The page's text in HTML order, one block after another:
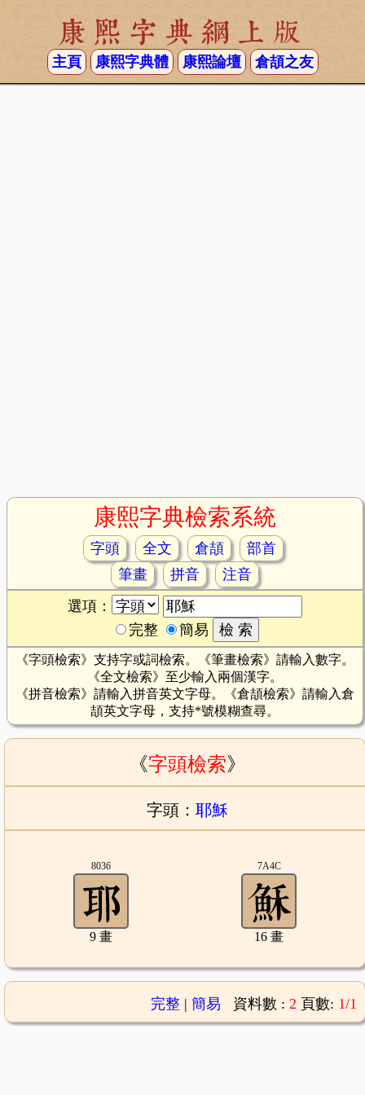
康熙字典網上版
主頁 康熙字典體 康熙論壇 倉頡之友
康熙字典檢索系統
字頭 全文 倉頡
部首
筆畫
拼音
注音
選項：
完整
簡易
《字頭檢索》支持字或詞檢索。《筆畫檢索》請輸入數字。
《全文檢索》至少輸入兩個漢字。
《拼音檢索》請輸入拼音英文字母。《倉頡檢索》請輸入倉
頡英文字母，支持*號模糊查尋。
《字頭檢索》
字頭： 耶穌
8036
9 畫
7A4C
16 畫
完整| 簡易 資料數 : 2 頁數: 1/1